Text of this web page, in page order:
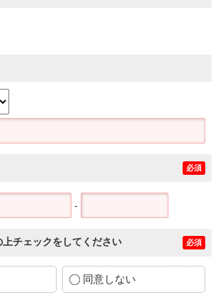
必須
-
チェックをしてください 必須
同意しない